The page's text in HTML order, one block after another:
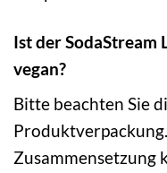
Ist der SodaStream
vegan?
Bitte beachten Sie
Zusammensetzung